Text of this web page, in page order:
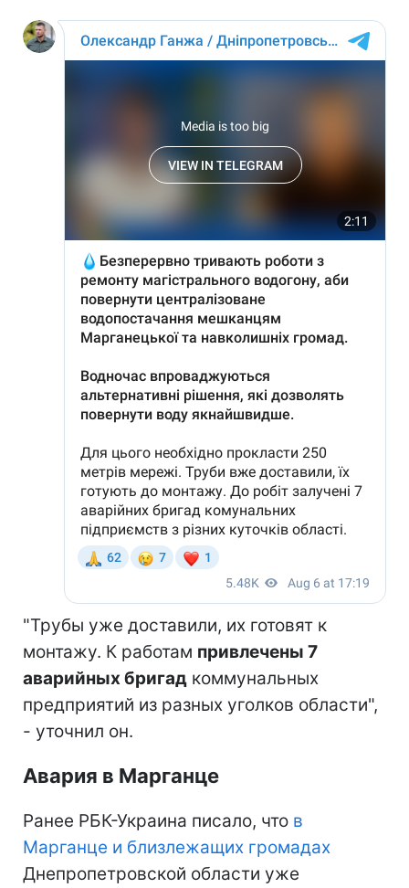
"Трубы уже доставили, их готовят к
монтажу. К работам привлечены 7
аварийных бригад коммунальных
предприятий из разных уголков области",
- уточнил он.
Авария в Марганце
Ранее РБК-Украина писало, что в
Марганце и близлежащих громадах
Днепропетровской области уже